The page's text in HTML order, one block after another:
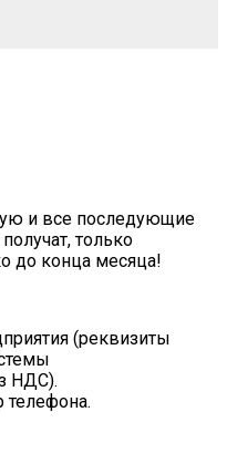
и все последующие
только
до конца месяца!
(реквизиты
НДС).
телефона.